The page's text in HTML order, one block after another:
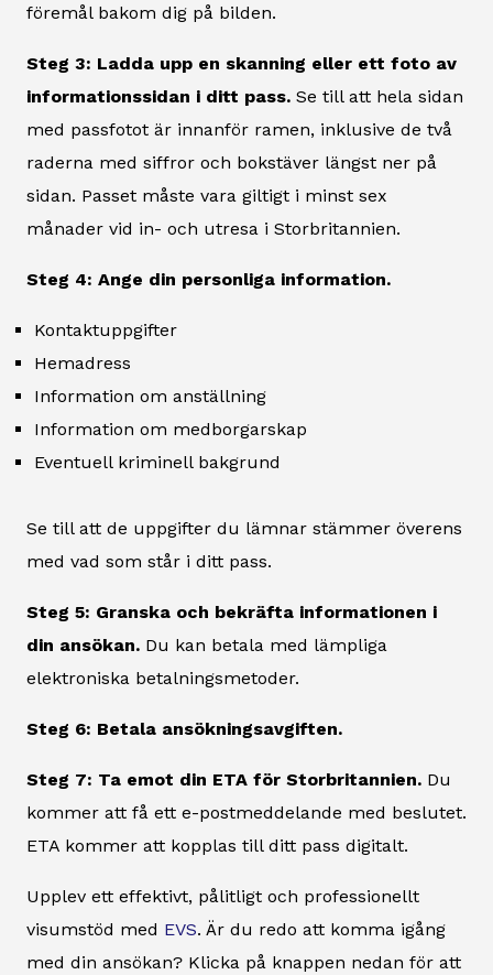
föremål bakom dig på bilden.
Steg 3: Ladda upp en skanning eller ett foto av
informationssidan i ditt pass. Se till att hela sidan
med passfotot är innanför ramen, inklusive de två
raderna med siffror och bokstäver längst ner på
sidan. Passet måste vara giltigt i minst sex
månader vid in- och utresa i Storbritannien.
Steg 4: Ange din personliga information.
Kontaktuppgifter
Hemadress
Information om anställning
Information om medborgarskap
Eventuell kriminell bakgrund
Se till att de uppgifter du lämnar stämmer överens
med vad som står i ditt pass.
Steg 5: Granska och bekräfta informationen i
din ansökan. Du kan betala med lämpliga
elektroniska betalningsmetoder.
Steg 6: Betala ansökningsavgiften.
Steg 7: Ta emot din ETA för Storbritannien. Du
kommer att få ett e-postmeddelande med beslutet.
ETA kommer att kopplas till ditt pass digitalt.
Upplev ett effektivt, pålitligt och professionellt
visumstöd med EVS. Är du redo att komma igång
med din ansökan? Klicka på knappen nedan för att